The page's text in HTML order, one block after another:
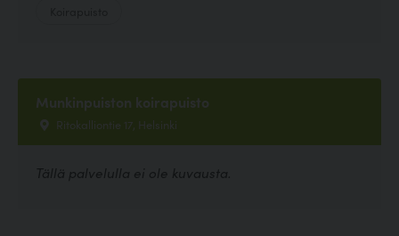
Munkinpuiston koirapuisto
Ritokalliontie 17, Helsinki
Tällä palvelulla ei ole kuvausta.